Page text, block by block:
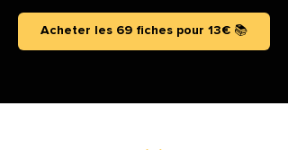
Acheter les 69 fiches pour 13€ 📚